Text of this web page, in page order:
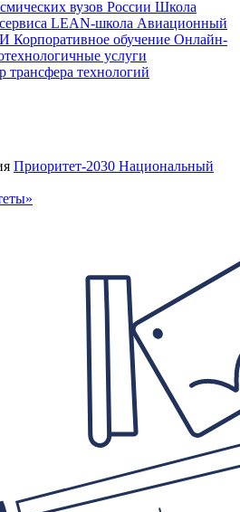
вузов России Школа
LEAN-школа Авиационный
Корпоративное обучение Онлайн-
услуги
трансфера технологий
Приоритет-2030 Национальный